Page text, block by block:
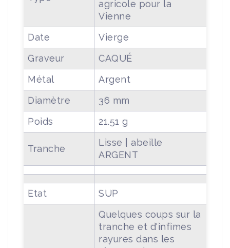
agricole pour la
Vienne
Date
Vierge
Graveur
CAQUÉ
Métal
Argent
Diamètre
36 mm
Poids
21.51 g
Tranche
Lisse | abeille
ARGENT
Etat SUP
Quelques coups sur la
tranche et d'infimes
rayures dans les